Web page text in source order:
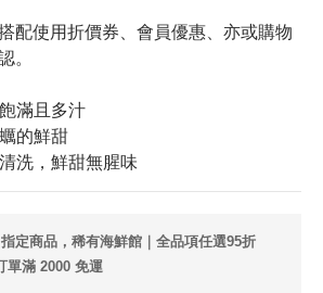
配使用折價券、會員優惠、亦或購物
。
滿且多汁
的鮮甜
洗，鮮甜無腥味
指定商品，稀有海鮮館｜全品項任選95折
單滿 2000 免運